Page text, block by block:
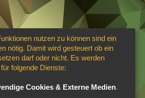
nutzen zu können sind ein
nötig. Damit wird gesteuert ob ein
darf oder nicht. Es werden
folgende Dienste:
Cookies & Externe Medien.